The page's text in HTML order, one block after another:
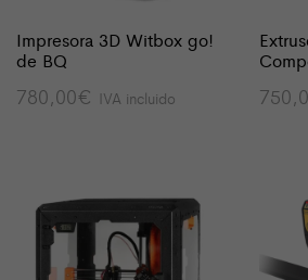
Impresora 3D Witbox go!
de BQ
780,00€ IVA incluido